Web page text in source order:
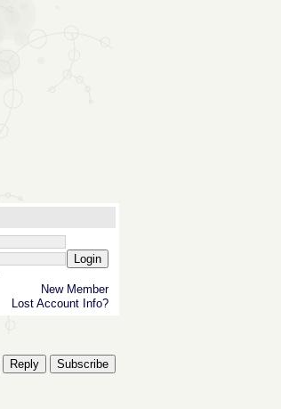
Login
New Member
Lost Account Info?
Reply Subscribe